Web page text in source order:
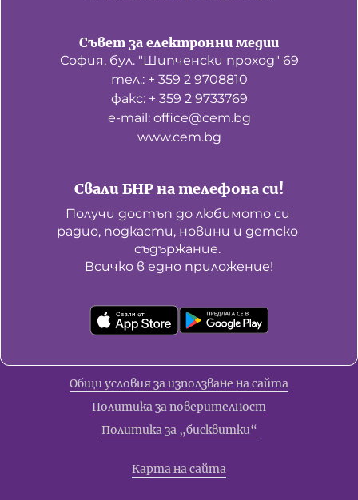
Свали БНР на телефона си!
Получи достъп до любимото си
радио, подкасти, новини и детско
съдържание.
Всичко в едно приложение!
Съвет за електронни медии
София, бул. "Шипченски проход" 69
тел.: + 359 2 9708810
факс: + 359 2 9733769
е-mail: office@cem.bg
www.cem.bg
Общи условия за използване на сайта
Политика за поверителност
Политика за „бисквитки“
Карта на сайта